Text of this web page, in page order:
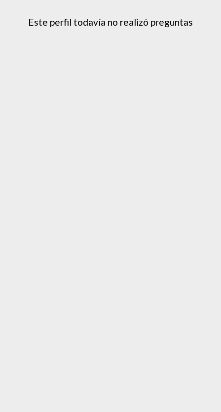
Este perfil todavía no realizó preguntas